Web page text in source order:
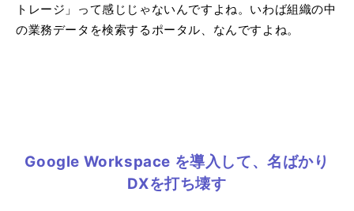
トレージ」って感じじゃないんですよね。いわば組織の中
の業務データを検索するポータル、なんですよね。
Google Workspace を導入して、名ばかり
DXを打ち壊す